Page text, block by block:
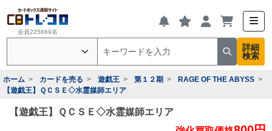
会員225669名
詳細
検索
ホーム カードを売る 遊戯王 第１２期
RAGE OF THE ABYSS
【遊戯王】ＱＣＳＥ◇水霊媒師エリア
【遊戯王】ＱＣＳＥ◇水霊媒師エリア